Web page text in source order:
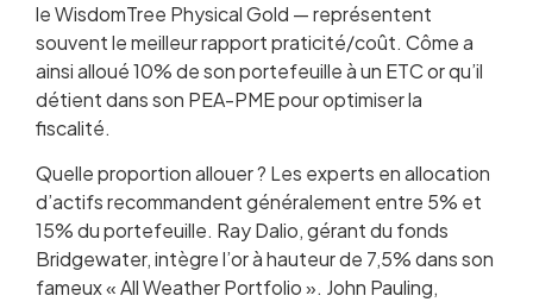
le WisdomTree Physical Gold — représentent
souvent le meilleur rapport praticité/coût. Côme a
ainsi alloué 10% de son portefeuille à un ETC or qu’il
détient dans son PEA-PME pour optimiser la
fiscalité.
Quelle proportion allouer ? Les experts en allocation
d’actifs recommandent généralement entre 5% et
15% du portefeuille. Ray Dalio, gérant du fonds
Bridgewater, intègre l’or à hauteur de 7,5% dans son
fameux « All Weather Portfolio ». John Pauling,